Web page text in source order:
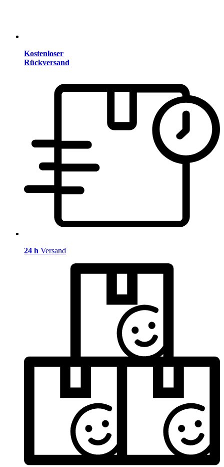
Kostenloser
Rückversand
24 h Versand